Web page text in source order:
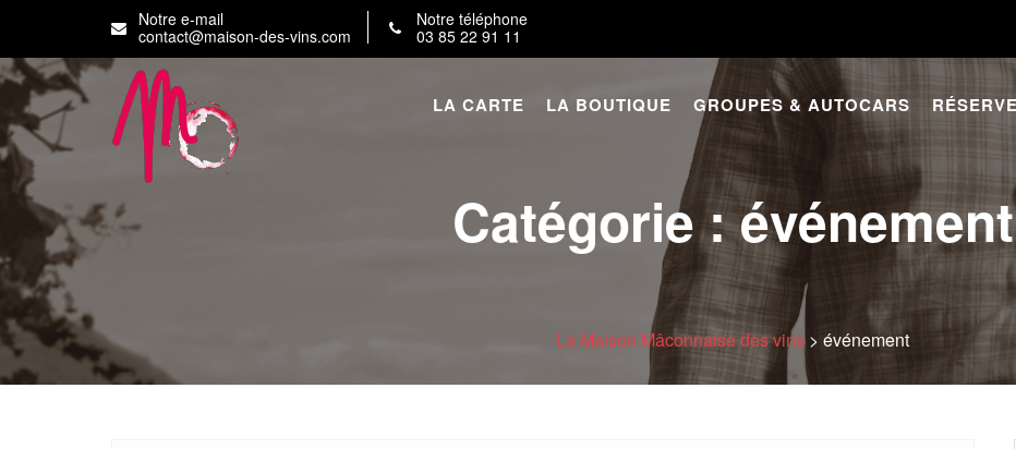
content
Notre e-mail
contact@maison-des-vins.com
Notre téléphone
03 85 22 91 11
LA CARTE LA BOUTIQUE GROUPES & AUTOCARS
Catégorie :événement
La Maison Mâconnaise des vins > événement